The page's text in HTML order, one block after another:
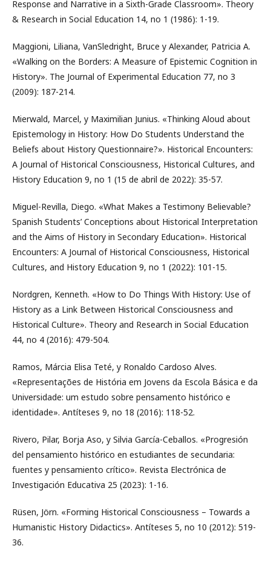
Response and Narrative in a Sixth-Grade Classroom». Theory
& Research in Social Education 14, no 1 (1986): 1-19.
Maggioni, Liliana, VanSledright, Bruce y Alexander, Patricia A.
«Walking on the Borders: A Measure of Epistemic Cognition in
History». The Journal of Experimental Education 77, no 3
(2009): 187-214.
Mierwald, Marcel, y Maximilian Junius. «Thinking Aloud about
Epistemology in History: How Do Students Understand the
Beliefs about History Questionnaire?». Historical Encounters:
A Journal of Historical Consciousness, Historical Cultures, and
History Education 9, no 1 (15 de abril de 2022): 35-57.
Miguel-Revilla, Diego. «What Makes a Testimony Believable?
Spanish Students’ Conceptions about Historical Interpretation
and the Aims of History in Secondary Education». Historical
Encounters: A Journal of Historical Consciousness, Historical
Cultures, and History Education 9, no 1 (2022): 101-15.
Nordgren, Kenneth. «How to Do Things With History: Use of
History as a Link Between Historical Consciousness and
Historical Culture». Theory and Research in Social Education
44, no 4 (2016): 479-504.
Ramos, Márcia Elisa Teté, y Ronaldo Cardoso Alves.
«Representações de História em Jovens da Escola Básica e da
Universidade: um estudo sobre pensamento histórico e
identidade». Antíteses 9, no 18 (2016): 118-52.
Rivero, Pilar, Borja Aso, y Silvia García-Ceballos. «Progresión
del pensamiento histórico en estudiantes de secundaria:
fuentes y pensamiento crítico». Revista Electrónica de
Investigación Educativa 25 (2023): 1-16.
Rüsen, Jörn. «Forming Historical Consciousness – Towards a
Humanistic History Didactics». Antíteses 5, no 10 (2012): 519-
36.